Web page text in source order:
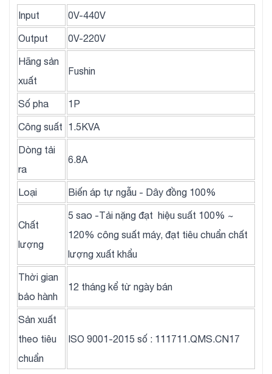
Input
0V-440V
Output 0V-220V
Hãng sản
xuất
Fushin
Số pha 1P
Công suất 1.5KVA
Dòng tải
ra
6.8A
Loại Biến áp tự ngẫu - Dây đồng 100%
Chất
lượng
5 sao -Tải nặng đạt hiệu suất 100% ~
120% công suất máy, đạt tiêu chuẩn chất
lượng xuất khẩu
Thời gian
bảo hành
12 tháng kể từ ngày bán
Sản xuất
theo tiêu
chuẩn
ISO 9001-2015 số : 111711.QMS.CN17